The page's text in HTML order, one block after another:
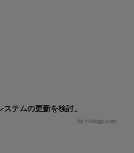
ステムの更新を検討」
By motogp.com